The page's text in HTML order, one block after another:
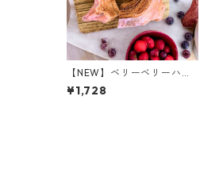
【NEW】ベリーベリーハー
ドバウムクーヘン
¥1,728